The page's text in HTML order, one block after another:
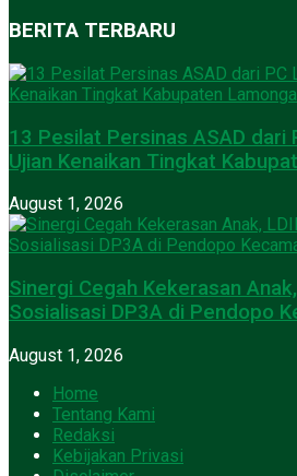
BERITA TERBARU
13 Pesilat Persinas ASAD dari
Ujian Kenaikan Tingkat
August 1, 2026
Sinergi Cegah Kekerasan
Sosialisasi DP3A di Pendopo
August 1, 2026
Home
Tentang Kami
Redaksi
Kebijakan Privasi